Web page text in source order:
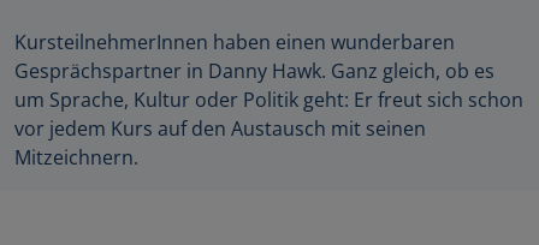
KursteilnehmerInnen haben einen wunderbaren
Gesprächspartner in Danny Hawk. Ganz gleich, ob es
um Sprache, Kultur oder Politik geht: Er freut sich schon
vor jedem Kurs auf den Austausch mit seinen
Mitzeichnern.